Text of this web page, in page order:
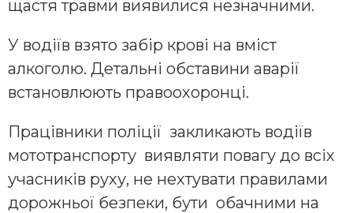
щастя травми виявилися незначними.
У водіїв взято забір крові на вміст
алкоголю. Детальні обставини аварії
встановлюють правоохоронці.
Працівники поліції закликають водіїв
мототранспорту виявляти повагу до всіх
учасників руху, не нехтувати правилами
дорожньої безпеки, бути обачними на